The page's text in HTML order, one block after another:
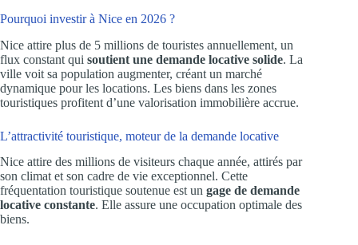
Pourquoi investir à Nice en 2026 ?
Nice attire plus de 5 millions de touristes annuellement, un
flux constant qui soutient une demande locative solide. La
ville voit sa population augmenter, créant un marché
dynamique pour les locations. Les biens dans les zones
touristiques profitent d’une valorisation immobilière accrue.
L’attractivité touristique, moteur de la demande locative
Nice attire des millions de visiteurs chaque année, attirés par
son climat et son cadre de vie exceptionnel. Cette
fréquentation touristique soutenue est un gage de demande
locative constante. Elle assure une occupation optimale des
biens.